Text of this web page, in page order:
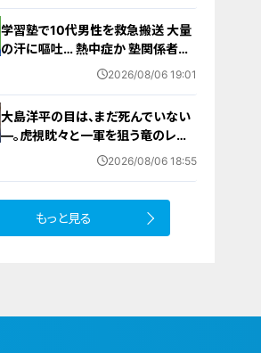
学習塾で10代男性を救急搬送 大量
の汗に嘔吐… 熱中症か 塾関係者が
消防に通報 名古屋 2026/08/06 19:01
大島洋平の目は、まだ死んでいない
―。虎視眈々と一軍を狙う竜のレジ
ェンドが明かした現状とドラゴンズ
2026/08/06 18:55
もっと見る